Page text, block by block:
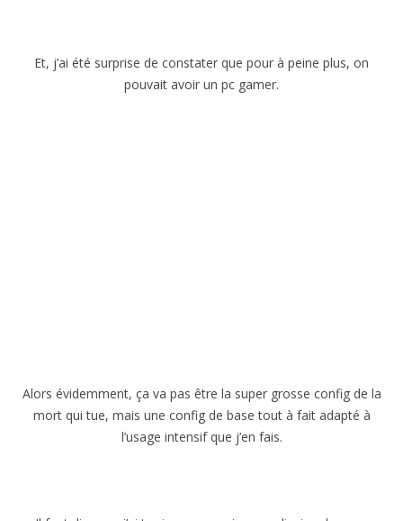
Et, j’ai été surprise de constater que pour à peine plus, on
pouvait avoir un pc gamer.
Alors évidemment, ça va pas être la super grosse config de la
mort qui tue, mais une config de base tout à fait adapté à
l’usage intensif que j’en fais.